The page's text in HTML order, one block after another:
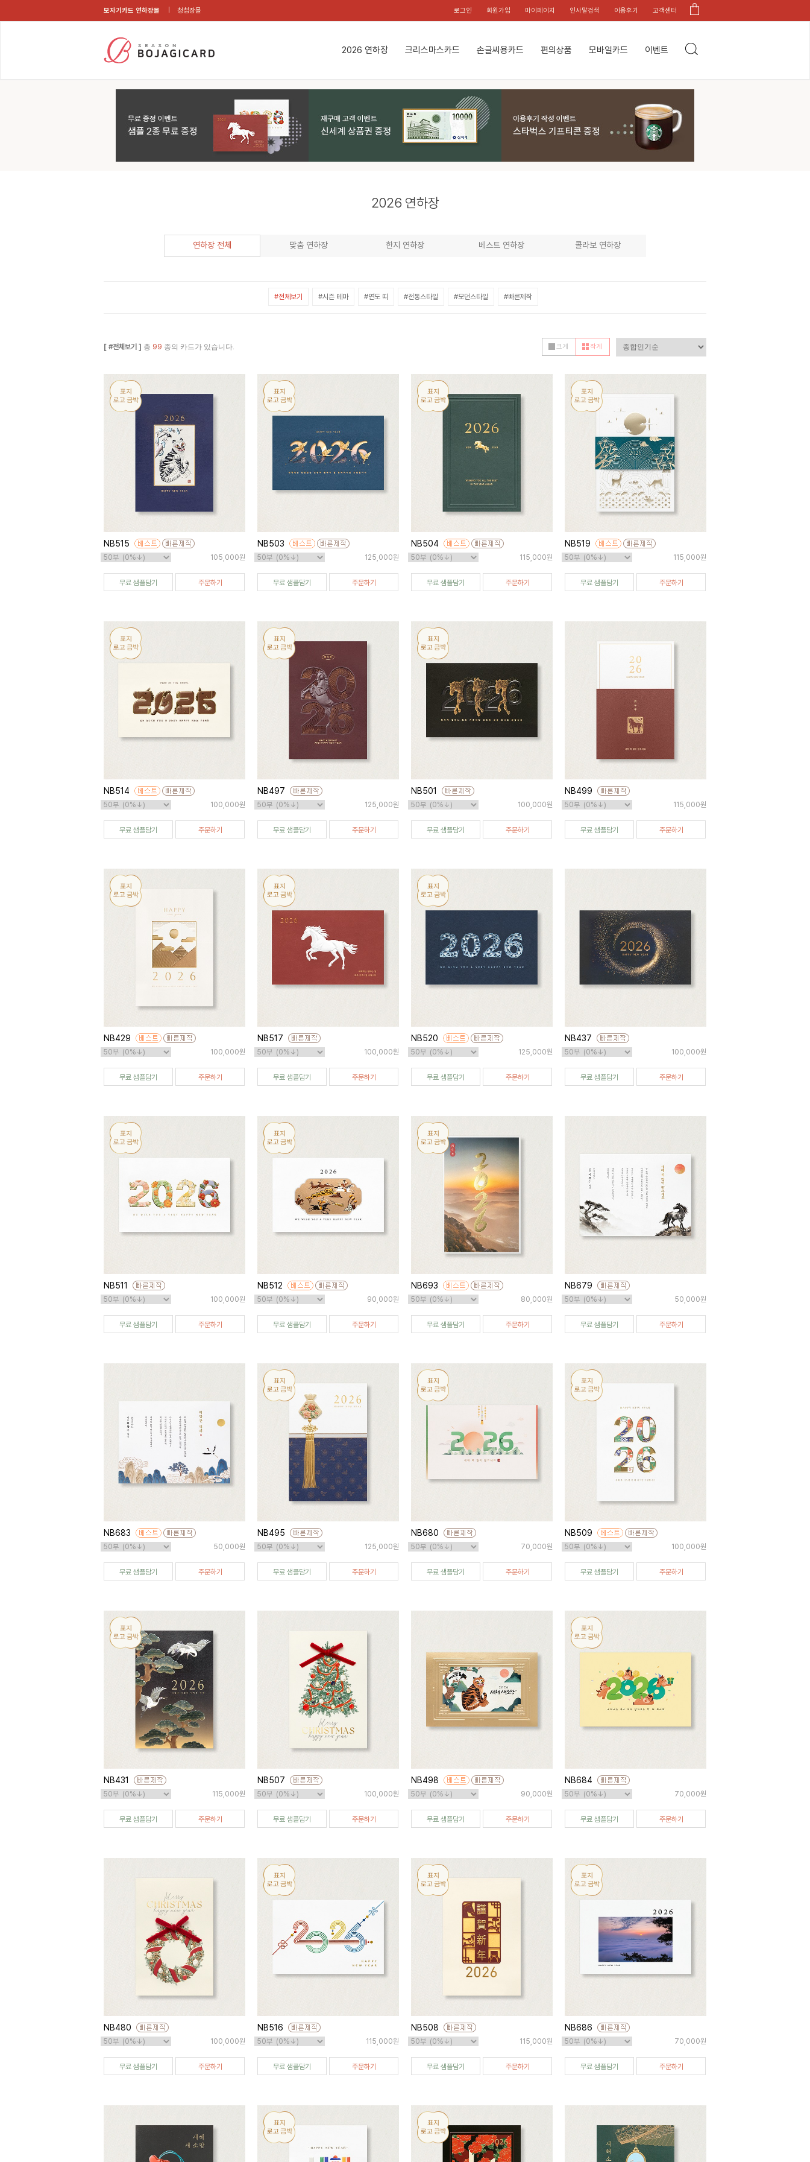
보자기카드 연하장몰 청첩장몰 로그인 회원가입 마이페이지 인사말검색 이용후기 고객센터
2026 연하장 크리스마스카드 손글씨용카드 편의상품 모바일카드 이벤트
2026 연하장
연하장 전체 맞춤 연하장 한지 연하장 베스트 연하장 콜라보 연하장
#전체보기 #시즌 테마 #연도 띠 #전통스타일 #모던스타일 #빠른제작
[ #전체보기 ] 총 99 종의 카드가 있습니다. 크게 작게
NB515
105,000원
무료 샘플담기 주문하기
NB503
125,000원
무료 샘플담기 주문하기
NB504
115,000원
무료 샘플담기 주문하기
NB519
115,000원
무료 샘플담기 주문하기
NB514
100,000원
무료 샘플담기 주문하기
NB497
125,000원
무료 샘플담기 주문하기
NB501
100,000원
무료 샘플담기 주문하기
NB499
115,000원
무료 샘플담기 주문하기
NB429
100,000원
무료 샘플담기 주문하기
NB517
100,000원
무료 샘플담기 주문하기
NB520
125,000원
무료 샘플담기 주문하기
NB437
100,000원
무료 샘플담기 주문하기
NB511
100,000원
무료 샘플담기 주문하기
NB512
90,000원
무료 샘플담기 주문하기
NB693
80,000원
무료 샘플담기 주문하기
NB679
50,000원
무료 샘플담기 주문하기
NB683
50,000원
무료 샘플담기 주문하기
NB495
125,000원
무료 샘플담기 주문하기
NB680
70,000원
무료 샘플담기 주문하기
NB509
100,000원
무료 샘플담기 주문하기
NB431
115,000원
무료 샘플담기 주문하기
NB507
100,000원
무료 샘플담기 주문하기
NB498
90,000원
무료 샘플담기 주문하기
NB684
70,000원
무료 샘플담기 주문하기
NB480
100,000원
무료 샘플담기 주문하기
NB516
115,000원
무료 샘플담기 주문하기
NB508
115,000원
무료 샘플담기 주문하기
NB686
70,000원
무료 샘플담기 주문하기